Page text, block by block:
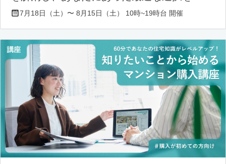
7月18日（土）〜 8月15日（土） 10時~19時台 開催